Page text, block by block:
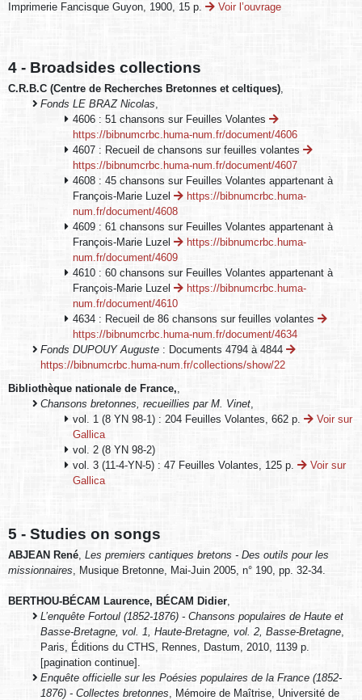
Imprimerie Fancisque Guyon, 1900, 15 p.
Voir l’ouvrage
4 - Broadsides collections
C.R.B.C (Centre de Recherches Bretonnes et celtiques)
Fonds LE BRAZ Nicolas
4606 : 51 chansons sur Feuilles Volantes
https://bibnumcrbc.huma-num.fr/document/4606
4607 : Recueil de chansons sur feuilles volantes
https://bibnumcrbc.huma-num.fr/document/4607
4608 : 45 chansons sur Feuilles Volantes appartenant à
François-Marie Luzel
https://bibnumcrbc.huma-
num.fr/document/4608
4609 : 61 chansons sur Feuilles Volantes appartenant à
François-Marie Luzel
https://bibnumcrbc.huma-
num.fr/document/4609
4610 : 60 chansons sur Feuilles Volantes appartenant à
François-Marie Luzel
https://bibnumcrbc.huma-
num.fr/document/4610
4634 : Recueil de 86 chansons sur feuilles volantes
https://bibnumcrbc.huma-num.fr/document/4634
Fonds DUPOUY Auguste : Documents 4794 à 4844
https://bibnumcrbc.huma-num.fr/collections/show/22
Bibliothèque nationale de France,
Chansons bretonnes, recueillies par M. Vinet
vol. 1 (8 YN 98-1) : 204 Feuilles Volantes, 662 p.
Voir sur
Gallica
vol. 2 (8 YN 98-2)
vol. 3 (11-4-YN-5) : 47 Feuilles Volantes, 125 p.
Voir sur
Gallica
5 - Studies on songs
ABJEAN René Les premiers cantiques bretons - Des outils pour les
missionnaires , Musique Bretonne, Mai-Juin 2005, n° 190, pp. 32-34.
BERTHOU-BÉCAM Laurence, BÉCAM Didier
L’enquête Fortoul (1852-1876) - Chansons populaires de Haute et
Basse-Bretagne, vol. 1, Haute-Bretagne, vol. 2, Basse-Bretagne
Paris, Éditions du CTHS, Rennes, Dastum, 2010, 1139 p.
[pagination continue].
Enquête officielle sur les Poésies populaires de la France (1852-
1876) - Collectes bretonnes , Mémoire de Maîtrise, Université de